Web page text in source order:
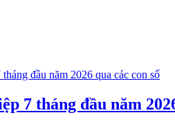
7 tháng đầu năm